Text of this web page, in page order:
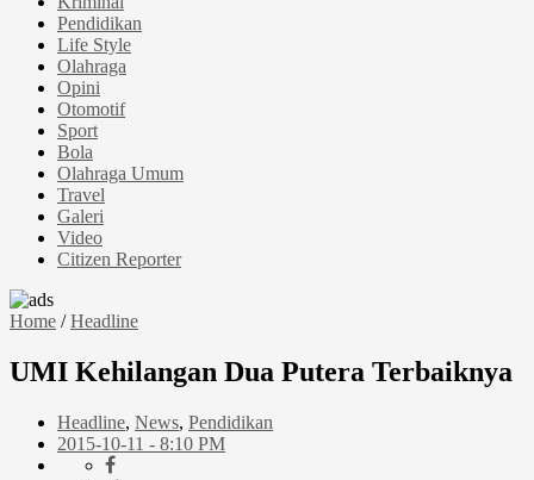
Pendidikan
Life Style
Olahraga
Opini
Otomotif
Sport
Bola
Olahraga Umum
Travel
Galeri
Video
Citizen Reporter
Home /Headline
UMI Kehilangan Dua Putera Terbaiknya
Headline, News, Pendidikan
2015-10-11 - 8:10 PM